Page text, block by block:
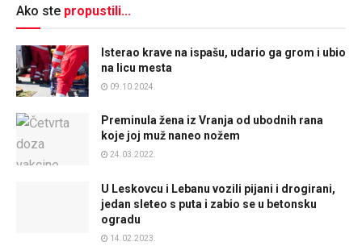
Ako ste propustili...
Isterao krave na ispašu, udario ga grom i ubio
na licu mesta
09.10.2024.
Preminula žena iz Vranja od ubodnih rana
koje joj muž naneo nožem
24.03.2022.
U Leskovcu i Lebanu vozili pijani i drogirani,
jedan sleteo s puta i zabio se u betonsku
ogradu
14.02.2023.